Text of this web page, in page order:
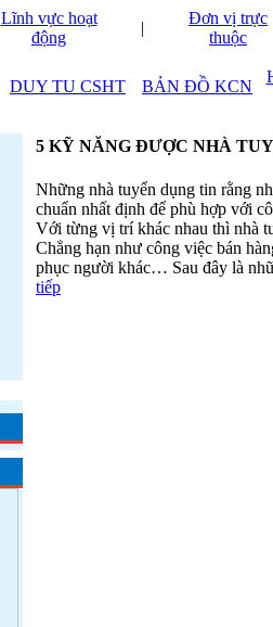
Lĩnh vực hoạt
động
|
Đơn vị trực
thuộc
DUY TU CSHT BẢN ĐỒ KCN
5 KỸ NĂNG ĐƯỢC NHÀ
Những nhà tuyển dụng tin rằng
chuẩn nhất định để phù hợp với
Với từng vị trí khác nhau thì nhà
Chẳng hạn như công việc bán
phục người khác… Sau đây là
tiếp